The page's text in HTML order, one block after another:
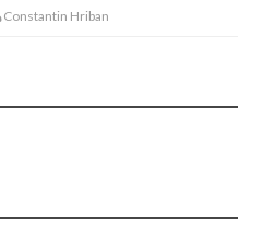
Constantin Hriban